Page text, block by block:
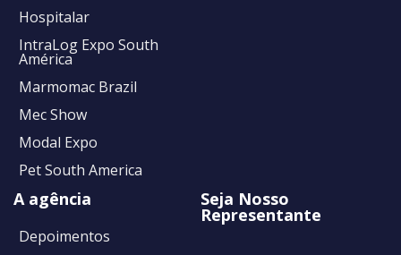
Hospitalar
IntraLog Expo South
América
Marmomac Brazil
Mec Show
Modal Expo
Pet South America
A agência
Depoimentos
Seja Nosso
Representante